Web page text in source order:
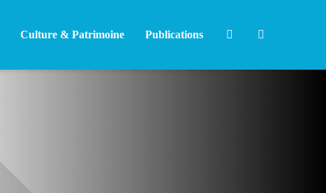
Culture & Patrimoine Publications